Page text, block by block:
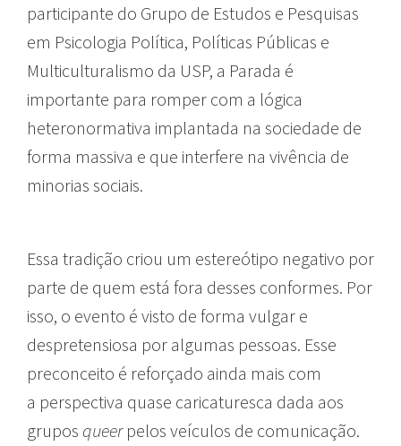
participante do Grupo de Estudos e Pesquisas
em Psicologia Política, Políticas Públicas e
Multiculturalismo da USP, a Parada é
importante para romper com a lógica
heteronormativa implantada na sociedade de
forma massiva e que interfere na vivência de
minorias sociais.
Essa tradição criou um estereótipo negativo por
parte de quem está fora desses conformes. Por
isso, o evento é visto de forma vulgar e
despretensiosa por algumas pessoas. Esse
preconceito é reforçado ainda mais com
a perspectiva quase caricaturesca dada aos
grupos queerpelos veículos de comunicação.